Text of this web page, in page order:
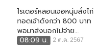
ไรเดอร์หลอนเจอหนุ่มสั่งไก่
ทอดเจ้าดังกว่า 800 บาท
พอมาส่งบอกไม่จ่าย...
08:09 น.
2 ต.ค. 2567